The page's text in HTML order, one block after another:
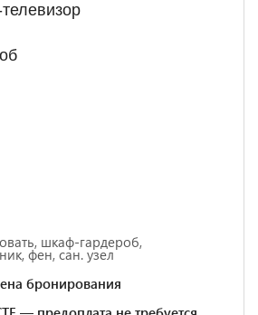
шкаф-гардероб,
фен, сан. узел
бронирования